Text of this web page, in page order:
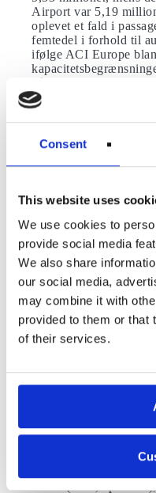
Consent
This website uses
We use cookies to
provide social media
We also share
our social media,
may combine it with
provided to them or that
of their services.
Airport var 5,19
oplevet et fald i
femtedel i forhold til
ifølge ACI Europe
på personale i
funktioner har tvunget
flyselskaberne aflyse
måtte sætte et
rejsende i et forsøg
den travelste lufthavn
intereuropæiske og
i de store europæiske
Heathrow genvinder
stigningen i
Mange regionale og
Europa var tæt på at
betydelige
det europæiske
variationer i
lufthavne.De
turistmål og / eller er
pandemien (august